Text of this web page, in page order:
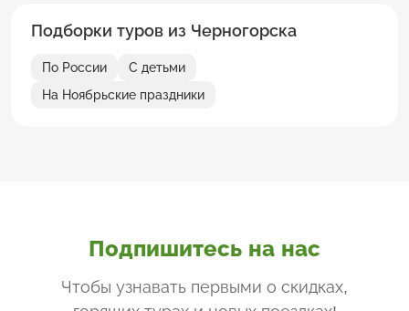
Подборки туров из Черногорска
По России
С детьми
На Ноябрьские праздники
Подпишитесь на нас
Чтобы узнавать первыми о скидках,